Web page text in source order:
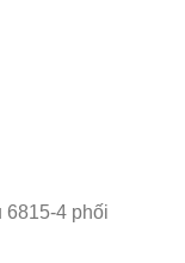
6815-4 phối